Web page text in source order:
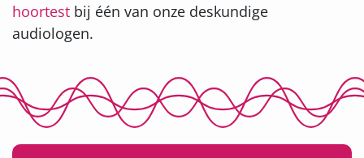
hoortest bij één van onze deskundige
audiologen.